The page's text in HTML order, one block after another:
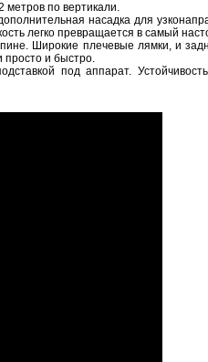
метров по вертикали.
насадка для
легко превращается в самый
Широкие плечевые лямки, и
просто и быстро.
под аппарат.